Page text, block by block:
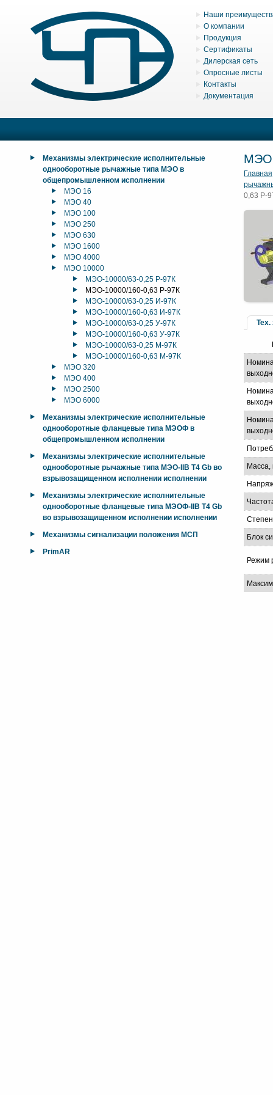
Наши
О компании
Продукция
Сертификаты
Дилерская сеть
Опросные листы
Контакты
Документация
Механизмы электрические исполнительные
однооборотные рычажные типа МЭО в
общепромышленном исполнении
МЭО 16
МЭО 40
МЭО 100
МЭО 250
МЭО 630
МЭО 1600
МЭО 4000
МЭО 10000
МЭО-10000/63-0,25 Р-97К
МЭО-10000/160-0,63 Р-97К
МЭО-10000/63-0,25 И-97К
МЭО-10000/160-0,63 И-97К
МЭО-10000/63-0,25 У-97К
МЭО-10000/160-0,63 У-97К
МЭО-10000/63-0,25 М-97К
МЭО-10000/160-0,63 М-97К
МЭО 320
МЭО 400
МЭО 2500
МЭО 6000
Механизмы электрические исполнительные
однооборотные фланцевые типа МЭОФ в
общепромышленном исполнении
Механизмы электрические исполнительные
однооборотные рычажные типа МЭО-IIB T4 Gb во
взрывозащищенном исполнении исполнении
Механизмы электрические исполнительные
однооборотные фланцевые типа МЭОФ-IIB T4 Gb
во взрывозащищенном исполнении исполнении
Механизмы сигнализации положения МСП
PrimAR
МЭО
Главная
0,63 Р-
Тех.
Масса,
Блок
Режим